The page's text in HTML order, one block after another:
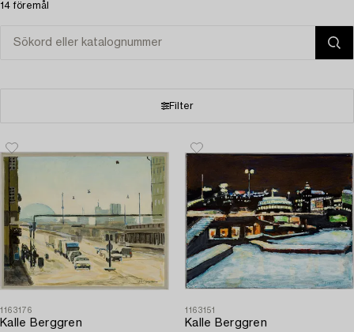
14 föremål
Filter
1163176
Kalle Berggren
1163151
Kalle Berggren